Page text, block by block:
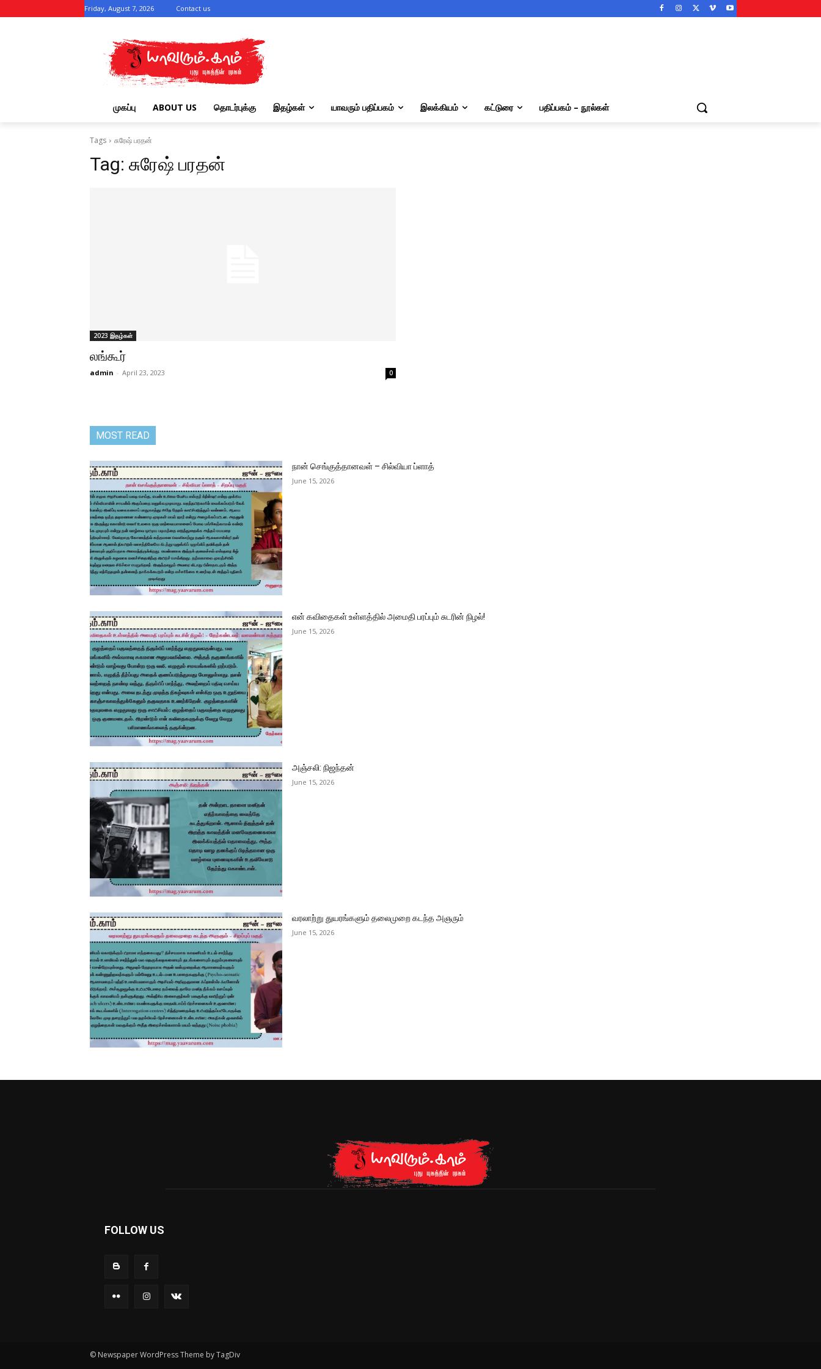
Friday, August 7, 2026 Contact us
முகப்பு ABOUT US தொடர்புக்கு இதழ்கள் யாவரும் பதிப்பகம் இலக்கியம் கட்டுரை பதிப்பகம் – நூல்கள்
Tags சுரேஷ் பரதன்
Tag: சுரேஷ் பரதன்
2023 இதழ்கள்
லங்கூர்
admin - April 23, 2023 0
MOST READ
நான் செங்குத்தானவள் – சில்வியா ப்ளாத்
June 15, 2026
என் கவிதைகள் உள்ளத்தில் அமைதி பரப்பும் சுடரின் நிழல்!
June 15, 2026
அஞ்சலி: நிஜந்தன்
June 15, 2026
வரலாற்று துயரங்களும் தலைமுறை கடந்த அஞரும்
June 15, 2026
FOLLOW US
© Newspaper WordPress Theme by TagDiv